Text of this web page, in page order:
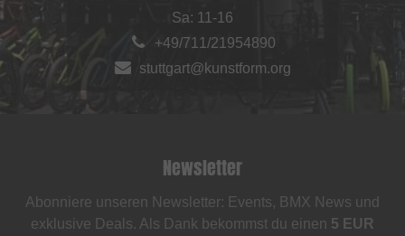
Sa: 11-16
+49/711/21954890
stuttgart@kunstform.org
Newsletter
Abonniere unseren Newsletter: Events, BMX News und
exklusive Deals. Als Dank bekommst du einen 5 EUR